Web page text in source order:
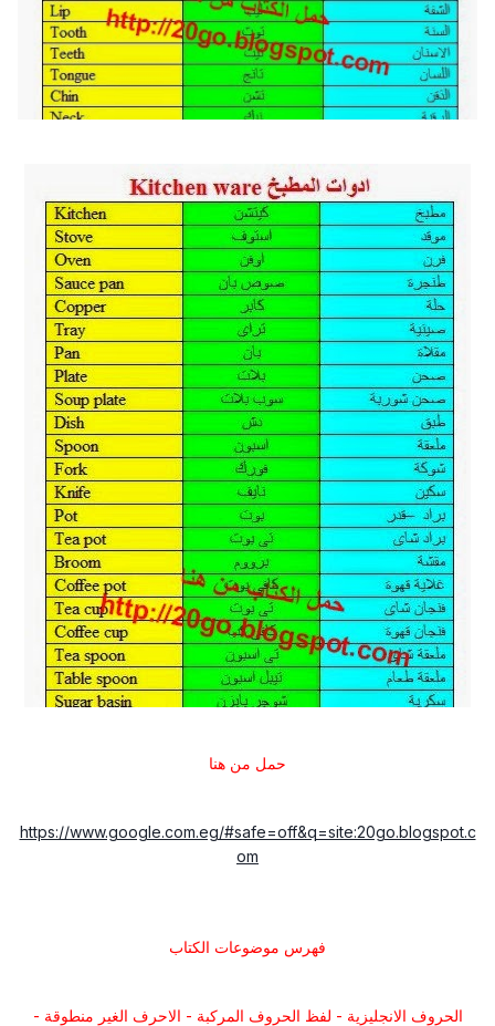
حمل من هنا
https://www.google.com.eg/#safe=off&q=site:20go.blogspot.c
om
فهرس موضوعات الكتاب
الحروف الانجليزية - لفظ الحروف المركبة - الاحرف الغير منطوقة -